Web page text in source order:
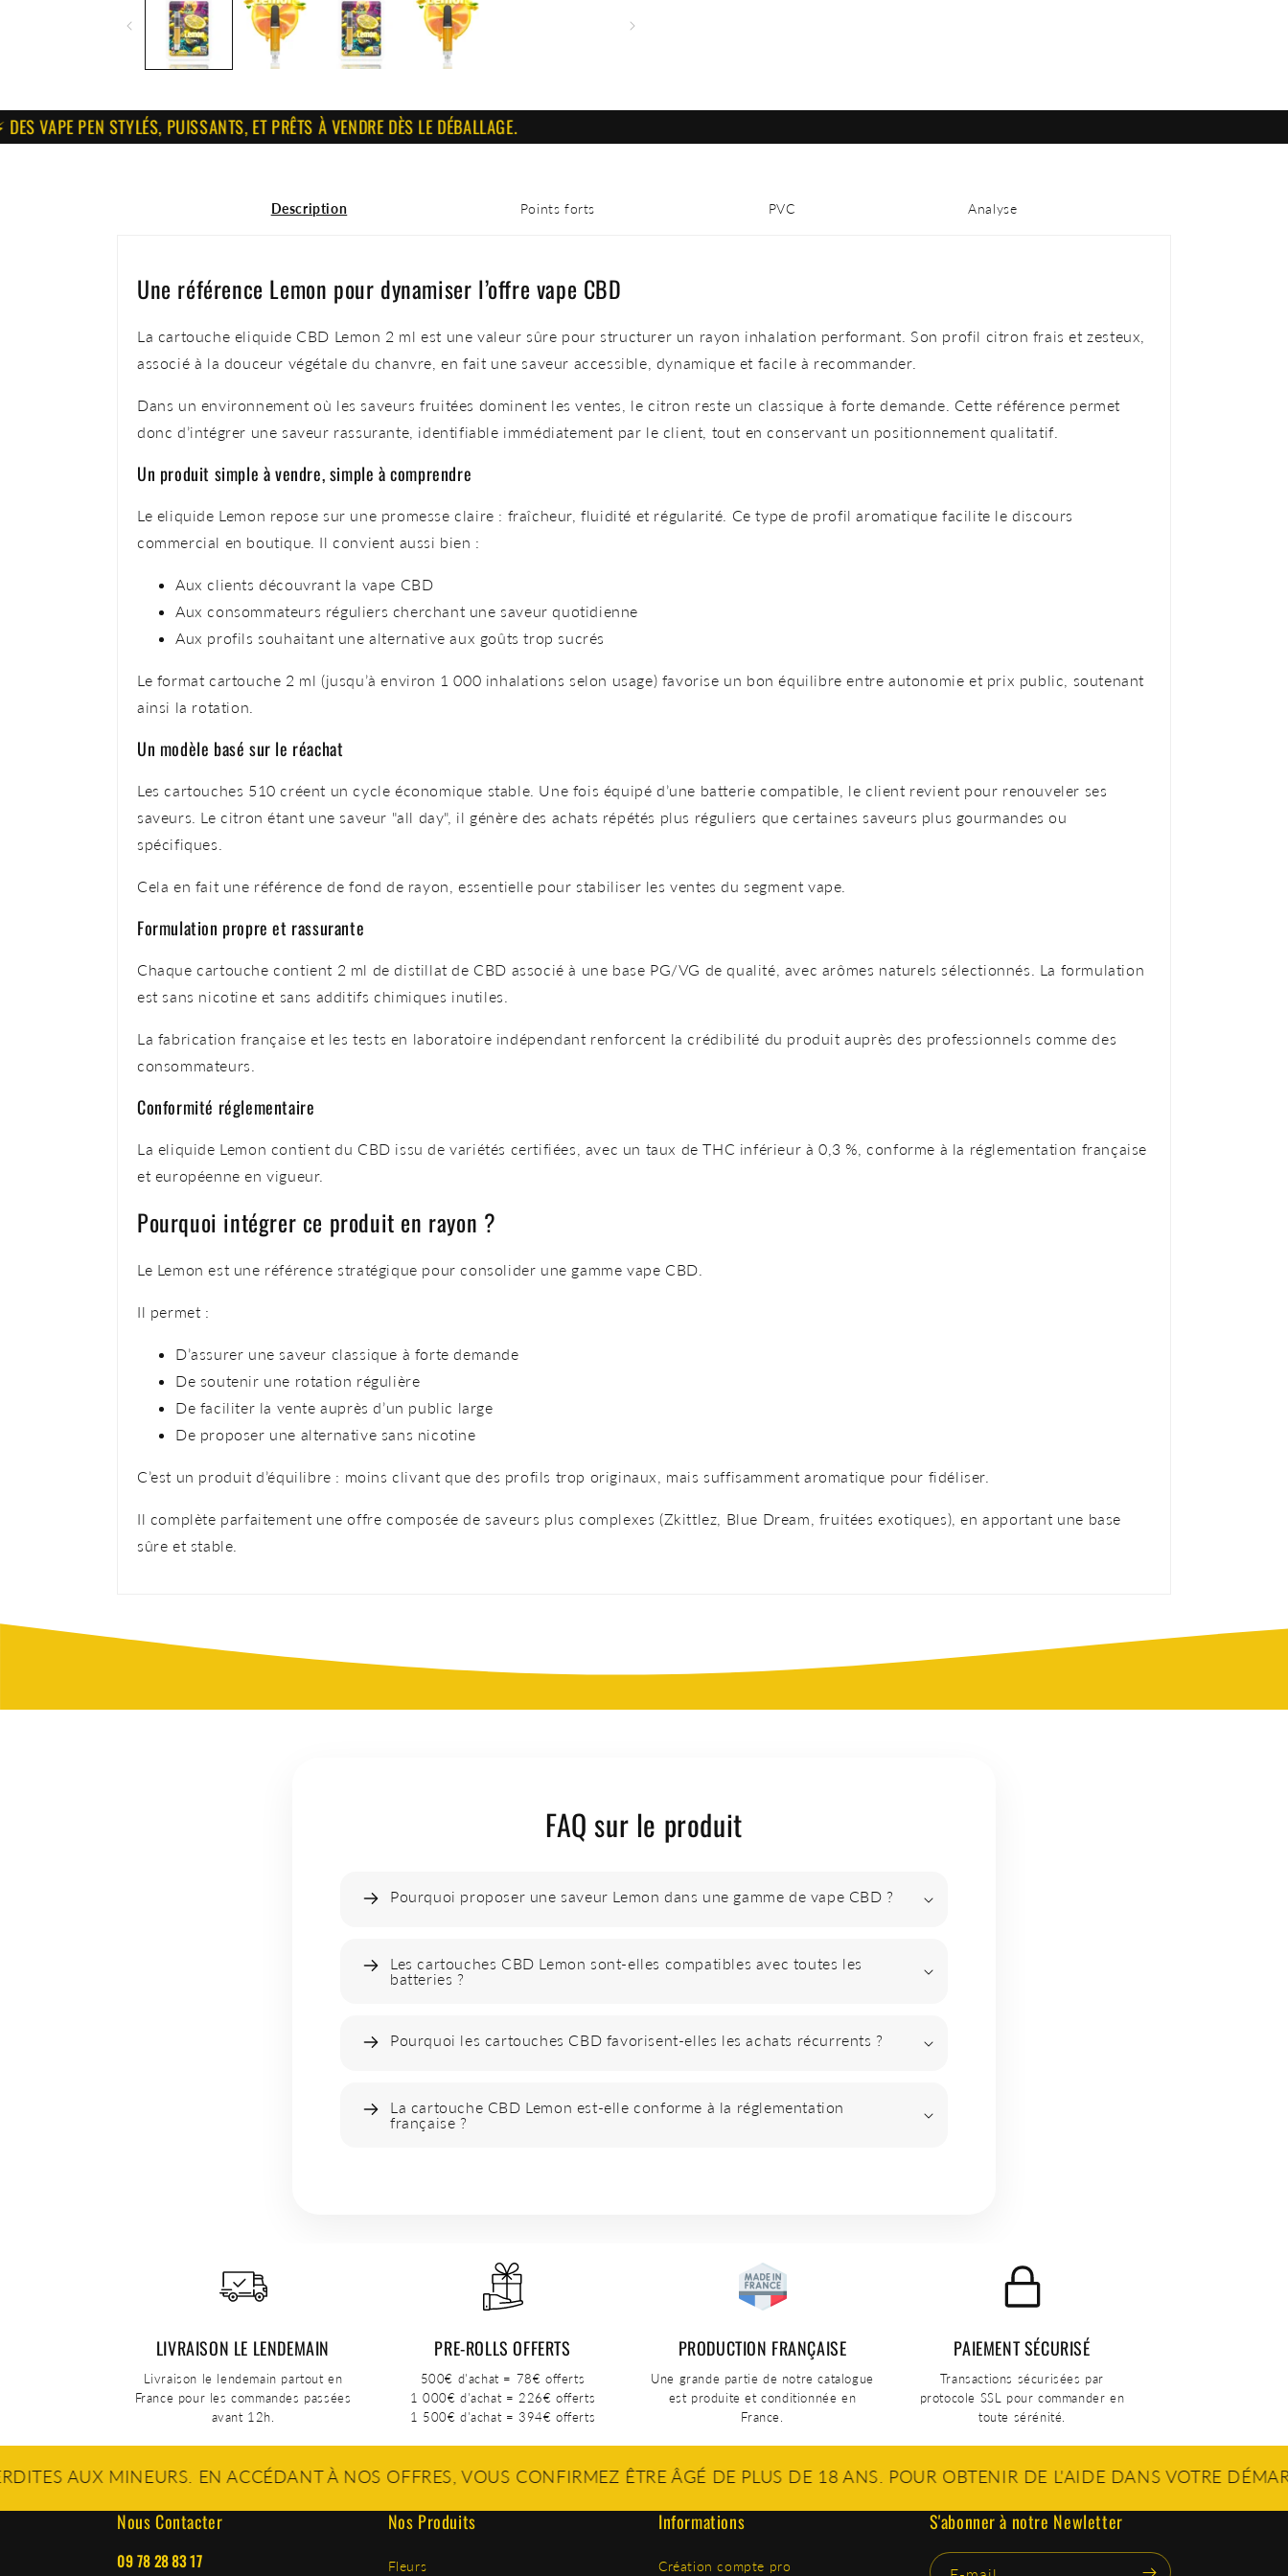
PEN STYLÉS, PUISSANTS, ET PRÊTS À VENDRE DÈS LE DÉBALLAGE.
Description Points forts PVC Analyse
Une référence Lemon pour dynamiser l’offre vape CBD
La cartouche eliquide CBD Lemon 2 ml est une valeur sûre pour structurer un rayon inhalation performant. Son profil citron frais et zesteux,
associé à la douceur végétale du chanvre, en fait une saveur accessible, dynamique et facile à recommander.
Dans un environnement où les saveurs fruitées dominent les ventes, le citron reste un classique à forte demande. Cette référence permet
donc d’intégrer une saveur rassurante, identifiable immédiatement par le client, tout en conservant un positionnement qualitatif.
Un produit simple à vendre, simple à comprendre
Le eliquide Lemon repose sur une promesse claire : fraîcheur, fluidité et régularité. Ce type de profil aromatique facilite le discours
commercial en boutique. Il convient aussi bien :
Aux clients découvrant la vape CBD
Aux consommateurs réguliers cherchant une saveur quotidienne
Aux profils souhaitant une alternative aux goûts trop sucrés
Le format cartouche 2 ml (jusqu’à environ 1 000 inhalations selon usage) favorise un bon équilibre entre autonomie et prix public, soutenant
ainsi la rotation.
Un modèle basé sur le réachat
Les cartouches 510 créent un cycle économique stable. Une fois équipé d’une batterie compatible, le client revient pour renouveler ses
saveurs. Le citron étant une saveur "all day", il génère des achats répétés plus réguliers que certaines saveurs plus gourmandes ou
spécifiques.
Cela en fait une référence de fond de rayon, essentielle pour stabiliser les ventes du segment vape.
Formulation propre et rassurante
Chaque cartouche contient 2 ml de distillat de CBD associé à une base PG/VG de qualité, avec arômes naturels sélectionnés. La formulation
est sans nicotine et sans additifs chimiques inutiles.
La fabrication française et les tests en laboratoire indépendant renforcent la crédibilité du produit auprès des professionnels comme des
consommateurs.
Conformité réglementaire
La eliquide Lemon contient du CBD issu de variétés certifiées, avec un taux de THC inférieur à 0,3 %, conforme à la réglementation française
et européenne en vigueur.
Pourquoi intégrer ce produit en rayon ?
Le Lemon est une référence stratégique pour consolider une gamme vape CBD.
Il permet :
D’assurer une saveur classique à forte demande
De soutenir une rotation régulière
De faciliter la vente auprès d’un public large
De proposer une alternative sans nicotine
C’est un produit d’équilibre : moins clivant que des profils trop originaux, mais suffisamment aromatique pour fidéliser.
Il complète parfaitement une offre composée de saveurs plus complexes (Zkittlez, Blue Dream, fruitées exotiques), en apportant une base
sûre et stable.
FAQ sur le produit
Pourquoi proposer une saveur Lemon dans une gamme de vape CBD ?
Les cartouches CBD Lemon sont-elles compatibles avec toutes les
batteries ?
Pourquoi les cartouches CBD favorisent-elles les achats récurrents ?
La cartouche CBD Lemon est-elle conforme à la réglementation
française ?
LIVRAISON LE LENDEMAIN
Livraison le lendemain partout en
France pour les commandes passées
avant 12h.
PRE-ROLLS OFFERTS
500€ d'achat = 78€ offerts
1 000€ d'achat = 226€ offerts
1 500€ d'achat = 394€ offerts
PRODUCTION FRANÇAISE
Une grande partie de notre catalogue
est produite et conditionnée en
France.
PAIEMENT SÉCURISÉ
Transactions sécurisées par
protocole SSL pour commander en
toute sérénité.
EN ACCÉDANT À NOS OFFRES, VOUS CONFIRMEZ ÊTRE ÂGÉ DE PLUS DE 18 ANS. POUR OBTENIR DE L'AIDE DANS VOTRE DÉMARCHE
Nous Contacter
09 78 28 83 17
Nos Produits
Fleurs
Informations
Création compte pro
S'abonner à notre Newletter